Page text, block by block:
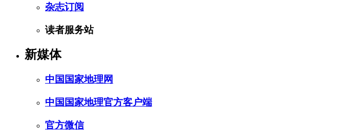
杂志订阅
读者服务站
新媒体
中国国家地理网
中国国家地理官方客户端
官方微信